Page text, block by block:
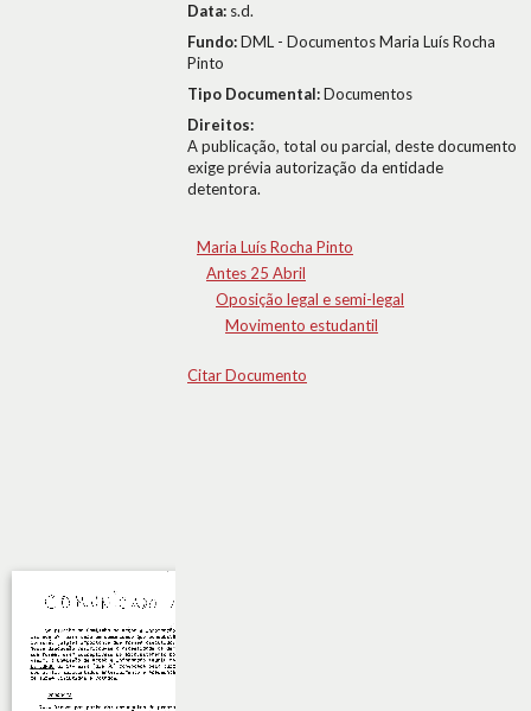
Data: s.d.
Fundo:DML - Documentos Maria Luís Rocha
Pinto
Tipo Documental:Documentos
Direitos:
A publicação, total ou parcial, deste documento
exige prévia autorização da entidade
detentora.
Maria Luís Rocha Pinto
Antes 25 Abril
Oposição legal e semi-legal
Movimento estudantil
Citar Documento